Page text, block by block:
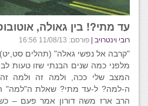
עד מתי?! בין גאולה,
רובי וינטרויב | פורסם: 11/08/13 16:56
"קרבה אל נפשי גאלה" (תהלים סט,יט)
מלפני כמה שנים הבנתי שזו טעות
המצב שלי ככה, ולמה זה ולמה
ה-למה? ל-עד מתי? שאלת ה"למה"
הרב ארז משה דורון אמר פעם –